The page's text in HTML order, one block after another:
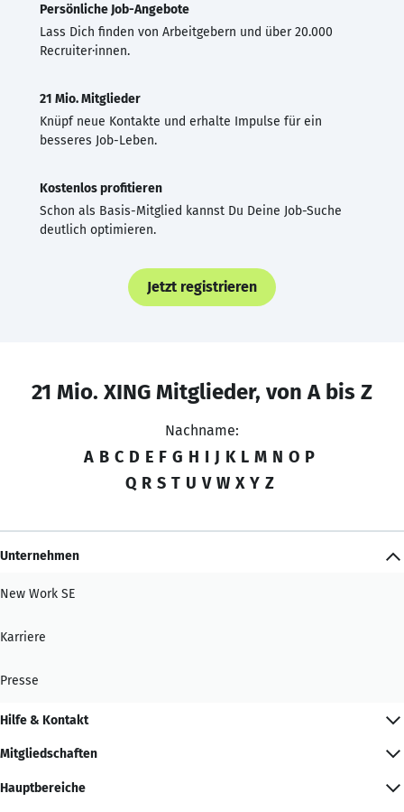
Persönliche Job-Angebote
Lass Dich finden von Arbeitgebern und über 20.000
Recruiter·innen.
21 Mio. Mitglieder
Knüpf neue Kontakte und erhalte Impulse für ein
besseres Job-Leben.
Kostenlos profitieren
Schon als Basis-Mitglied kannst Du Deine Job-Suche
deutlich optimieren.
Jetzt registrieren
21 Mio. XING Mitglieder, von A bis Z
Nachname:
A B C D E F G H I J K L M N O P
Q R S T U V W X Y Z
Unternehmen
New Work SE
Karriere
Presse
Hilfe & Kontakt
Mitgliedschaften
Hauptbereiche